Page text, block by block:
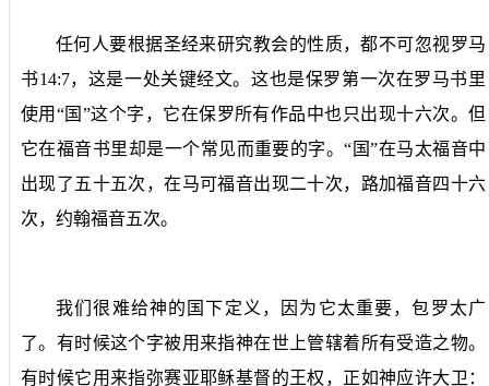
任何人要根据圣经来研究教会的性质，都不可忽视罗马
书14:7，这是一处关键经文。这也是保罗第一次在罗马书里
使用“国”这个字，它在保罗所有作品中也只出现十六次。但
它在福音书里却是一个常见而重要的字。“国”在马太福音中
出现了五十五次，在马可福音出现二十次，路加福音四十六
次，约翰福音五次。
我们很难给神的国下定义，因为它太重要，包罗太广
了。有时候这个字被用来指神在世上管辖着所有受造之物。
有时候它用来指弥赛亚耶稣基督的王权，正如神应许大卫：